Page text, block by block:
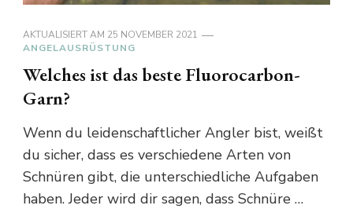
AKTUALISIERT AM 25 NOVEMBER 2021
ANGELAUSRÜSTUNG
Welches ist das beste Fluorocarbon-
Garn?
Wenn du leidenschaftlicher Angler bist, weißt
du sicher, dass es verschiedene Arten von
Schnüren gibt, die unterschiedliche Aufgaben
haben. Jeder wird dir sagen, dass Schnüre …